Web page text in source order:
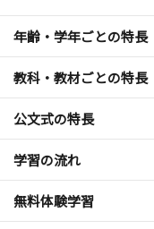
年齢・学年ごとの特長
教科・教材ごとの特長
公文式の特長
学習の流れ
無料体験学習